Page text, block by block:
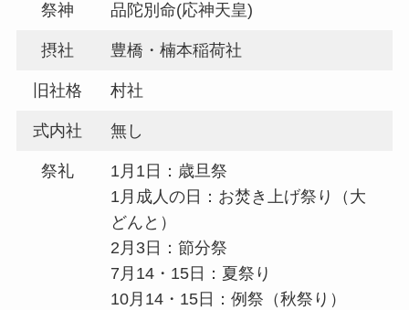
祭神 品陀別命(応神天皇)
摂社 豊橋・楠本稲荷社
旧社格 村社
式内社 無し
祭礼
1月1日：歳旦祭
1月成人の日：お焚き上げ祭り（大
どんと）
2月3日：節分祭
7月14・15日：夏祭り
10月14・15日：例祭（秋祭り）